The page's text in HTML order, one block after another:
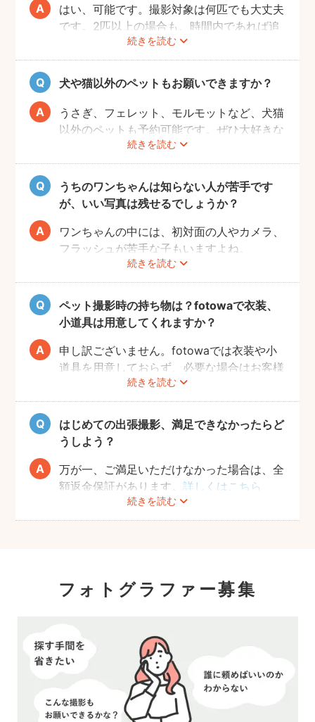
続きを読む
はい、可能です。撮影対象は何匹でも大丈夫
です。2匹以上の場合も、時間内であれば追
加料金なしで撮影可能です。
犬や猫以外のペットもお願いできますか？
続きを読む
うさぎ、フェレット、モルモットなど、犬猫
以外のペットも予約可能です。ぜひ大好きな
ペットと一緒に素敵な思い出を残してくださ
い。
うちのワンちゃんは知らない人が苦手です
が、いい写真は残せるでしょうか？
続きを読む
ワンちゃんの中には、初対面の人やカメラ、
フラッシュが苦手な子もいますよね。
fotowaの出張撮影は、ペット撮影の実績が
あるプロフォトグラファーが担当いたしま
す。
当日に素敵な写真を撮るため、サイト内のメ
ッセージ機能を使った事前相談をおすすめい
たします。ワンちゃんの苦手なこと、お願い
したい事、撮ってほしい写真のイメージなど
をフォトグラファーへお送りください。
飼い主さんとコミュニケーションをとりなが
ら、時間内で最大限ワンちゃんの素敵な表情
を引き出せるようにご提案いたします。
ペット撮影時の持ち物は？fotowaで衣装、
小道具は用意してくれますか？
続きを読む
申し訳ございません。fotowaでは衣装や小
道具を用意しておらず、必要な場合はお客様
自身にご準備をお願いしております。
当日の持ち物としては、ペットが大好きなお
もちゃやお菓子のご用意をおすすめしており
ます。
落ち着かせたり、目線を合わせやすくなるた
め、可愛い写真がスムーズに撮れるようにな
ります。
はじめての出張撮影、満足できなかったらど
うしよう？
続きを読む
万が一、ご満足いただけなかった場合は、全
額返金保証があります。詳しくはこちら
フォトグラファー募集